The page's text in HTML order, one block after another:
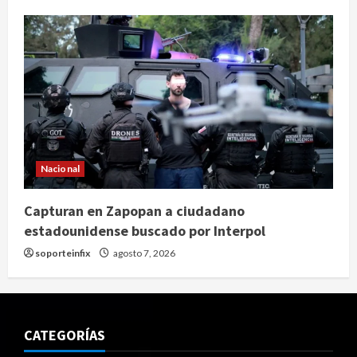
Nacional
Capturan en Zapopan a ciudadano
estadounidense buscado por Interpol
soporteinfix agosto 7, 2026
CATEGORÍAS